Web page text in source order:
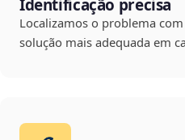
Identificação precisa
Localizamos o problema
solução mais adequada em